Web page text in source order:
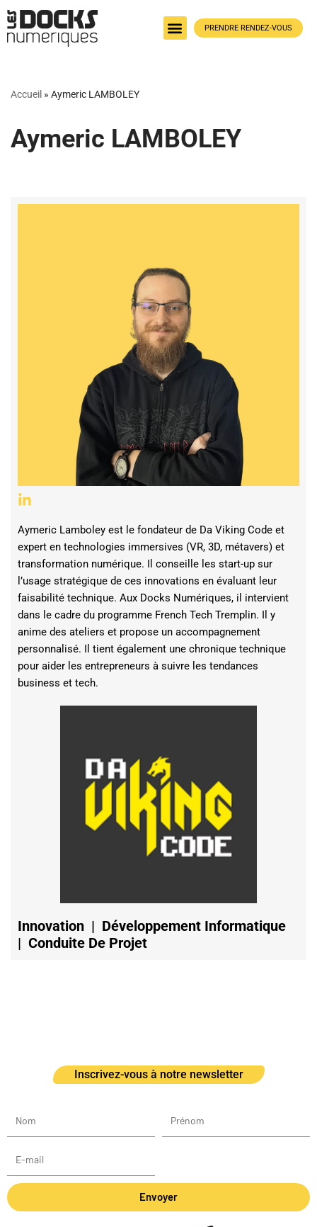
Aller
PRENDRE RENDEZ-VOUS
Accueil » Aymeric LAMBOLEY
Aymeric LAMBOLEY
Aymeric Lamboley est le fondateur de Da Viking Code et
expert en technologies immersives (VR, 3D, métavers) et
transformation numérique. Il conseille les start-up sur
l’usage stratégique de ces innovations en évaluant leur
faisabilité technique. Aux Docks Numériques, il intervient
dans le cadre du programme French Tech Tremplin. Il y
anime des ateliers et propose un accompagnement
personnalisé. Il tient également une chronique technique
pour aider les entrepreneurs à suivre les tendances
business et tech.
Innovation | Développement Informatique
| Conduite De Projet
Inscrivez-vous à notre newsletter
Envoyer